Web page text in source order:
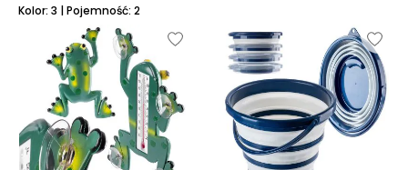
Kolor: 3 | Pojemność: 2